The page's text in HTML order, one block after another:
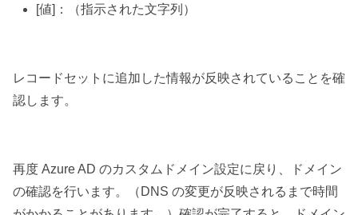
[値]：（指示された文字列）
レコードセットに追加した情報が反映されていることを確
認します。
再度 Azure AD のカスタムドメイン設定に戻り、ドメイン
の確認を行います。（DNS の変更が反映されるまで時間